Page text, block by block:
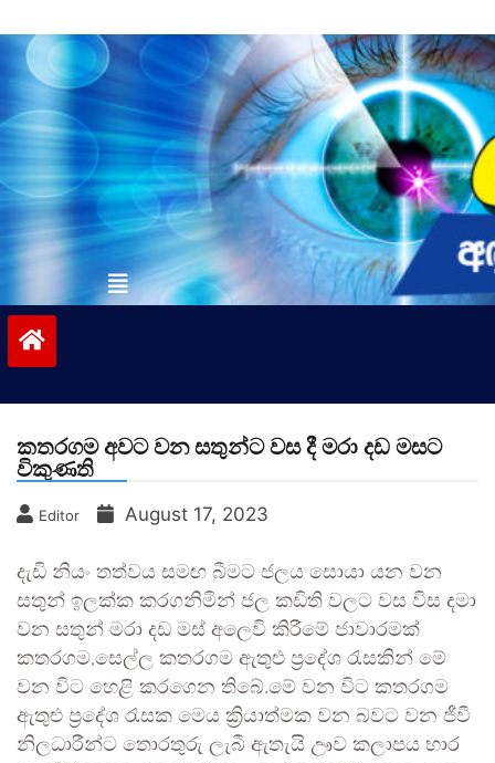
to
contentvinivida.lk
කතරගම අවට වන සතුන්ට වස දී මරා දඩ මසට
විකුණති
Editor August 17, 2023
දැඩි නියං තත්වය සමඟ බීමට ජලය සොයා යන වන
සතුන් ඉලක්ක කරගනිමින් ජල කඩිති වලට වස විස දමා
වන සතුන් මරා දඩ මස් අලෙවි කිරීමේ ජාවාරමක්
කතරගම,සෙල්ල කතරගම ඇතුළු ප්‍රදේශ රැසකින් මේ
වන විට හෙළි කරගෙන තිබේ.මේ වන විට කතරගම
ඇතුළු ප්‍රදේශ රැසක මෙය ක්‍රියාත්මක වන බවට වන ජීවී
නිලධාරීන්ට තොරතුරු ලැබී ඇතැයි ඌව කලාපය භාර